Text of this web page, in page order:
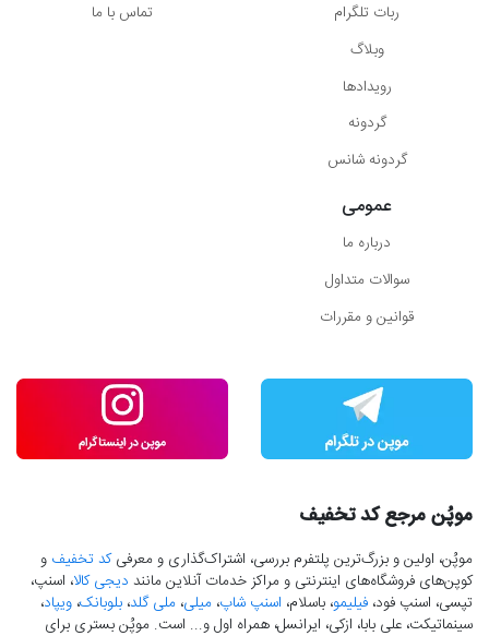
ربات تلگرام
وبلاگ
رویدادها
گردونه
گردونه شانس
تماس با ما
عمومی
درباره ما
سوالات متداول
قوانین و مقررات
موپُن مرجع کد تخفیف
موپُن، اولین و بزرگ‌ترین پلتفرم بررسی، اشتراک‌گذاری و معرفیکد تخفیف و
کوپن‌های فروشگاه‌های اینترنتی و مراکز خدمات آنلاین مانند دیجی کالا، اسنپ،
تپسی، اسنپ فود، فیلیمو، باسلام، اسنپ شاپ، میلی، ملی گلد، بلوبانک، ویپاد،
سینماتیکت، علی بابا، ازکی، ایرانسل، همراه اول و... است. موپُن بستری برای